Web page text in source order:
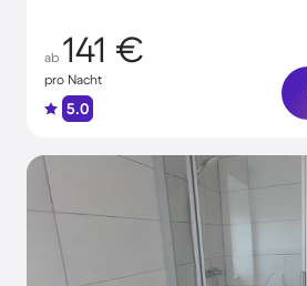
ab 141 €
pro Nacht
5.0